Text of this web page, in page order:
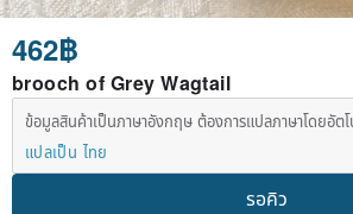
462฿
brooch of Grey Wagtail
ข้อมูลสินค้าเป็นภาษาอังกฤษ ต้องการแปลภาษาโดยอัต
แปลเป็น ไทย
รอคิว